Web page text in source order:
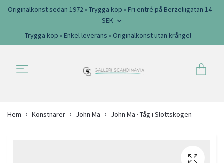
Originalkonst sedan 1972 • Trygga köp • Fri entré på Berzeliigatan 14
SEK
Trygga köp • Enkel leverans • Originalkonst utan krångel
Hem Konstnärer John Ma John Ma · Tåg i Slottskogen